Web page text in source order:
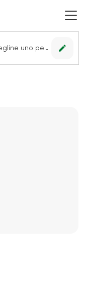
Nessun punto vendita impostato, scegline uno per vedere le offerte. edit